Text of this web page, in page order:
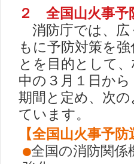
２ 全国山火事予
消防庁では、広
もに予防対策を
とを目的として
中の３月１日か
期間と定め、次
ています。
【全国山火事予
●全国の消防関係